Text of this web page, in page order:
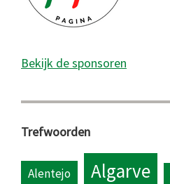
Bekijk de sponsoren
Trefwoorden
Alentejo Algarve